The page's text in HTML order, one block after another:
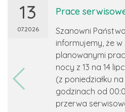
13
07.2026
Prace
Szanowni
informujemy, że w
planowanymi
nocy z 13 na 14
(z poniedziałku
godzinach od
przerwa